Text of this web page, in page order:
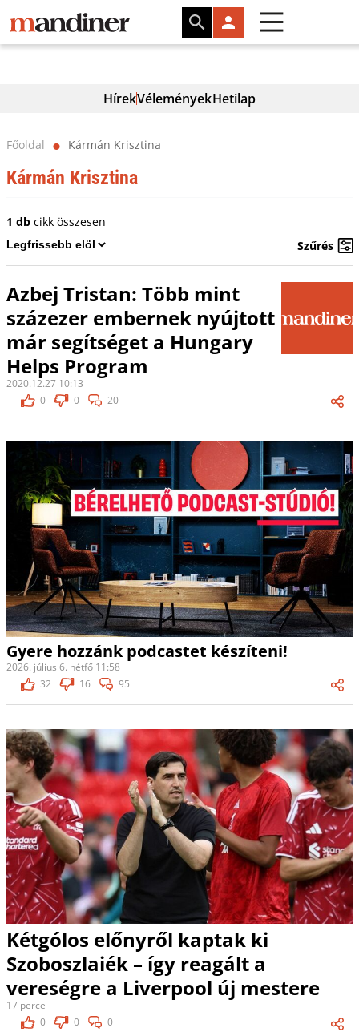
HírekVéleményekHetilap
Főoldal ⬤ Kármán Krisztina
Kármán Krisztina
1 dbcikk összesen
Szűrés
Azbej Tristan: Több mint
százezer embernek nyújtott
már segítséget a Hungary
Helps Program
2020.12.27 10:13
0
0 20
Gyere hozzánk podcastet készíteni!
2026. július 6. hétfő 11:58
32
16 95
Kétgólos előnyről kaptak ki
Szoboszlaiék – így reagált a
vereségre a Liverpool új mestere
17 perce
0
0 0